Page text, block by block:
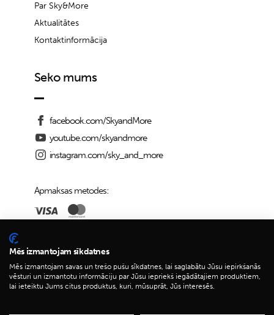
Par Sky&More
Aktualitātes
Kontaktinformācija
Seko mums
facebook.com/SkyandMore
youtube.com/skyandmore
instagram.com/sky_and_more
Apmaksas metodes:
Piegādes iespējas:
Mēs izmantojam sīkdatnes
Mēs izmantojam savas un trešo pušu sīkdatnes, lai saglabātu Jūsu iepirkšanās
vēsturi un izmantotu informāciju par Jūsu iepriekš iegādātajiem produktiem,
lai ieteiktu Jums citus produktus, kuri, mūsuprāt, Jūs interesēs.